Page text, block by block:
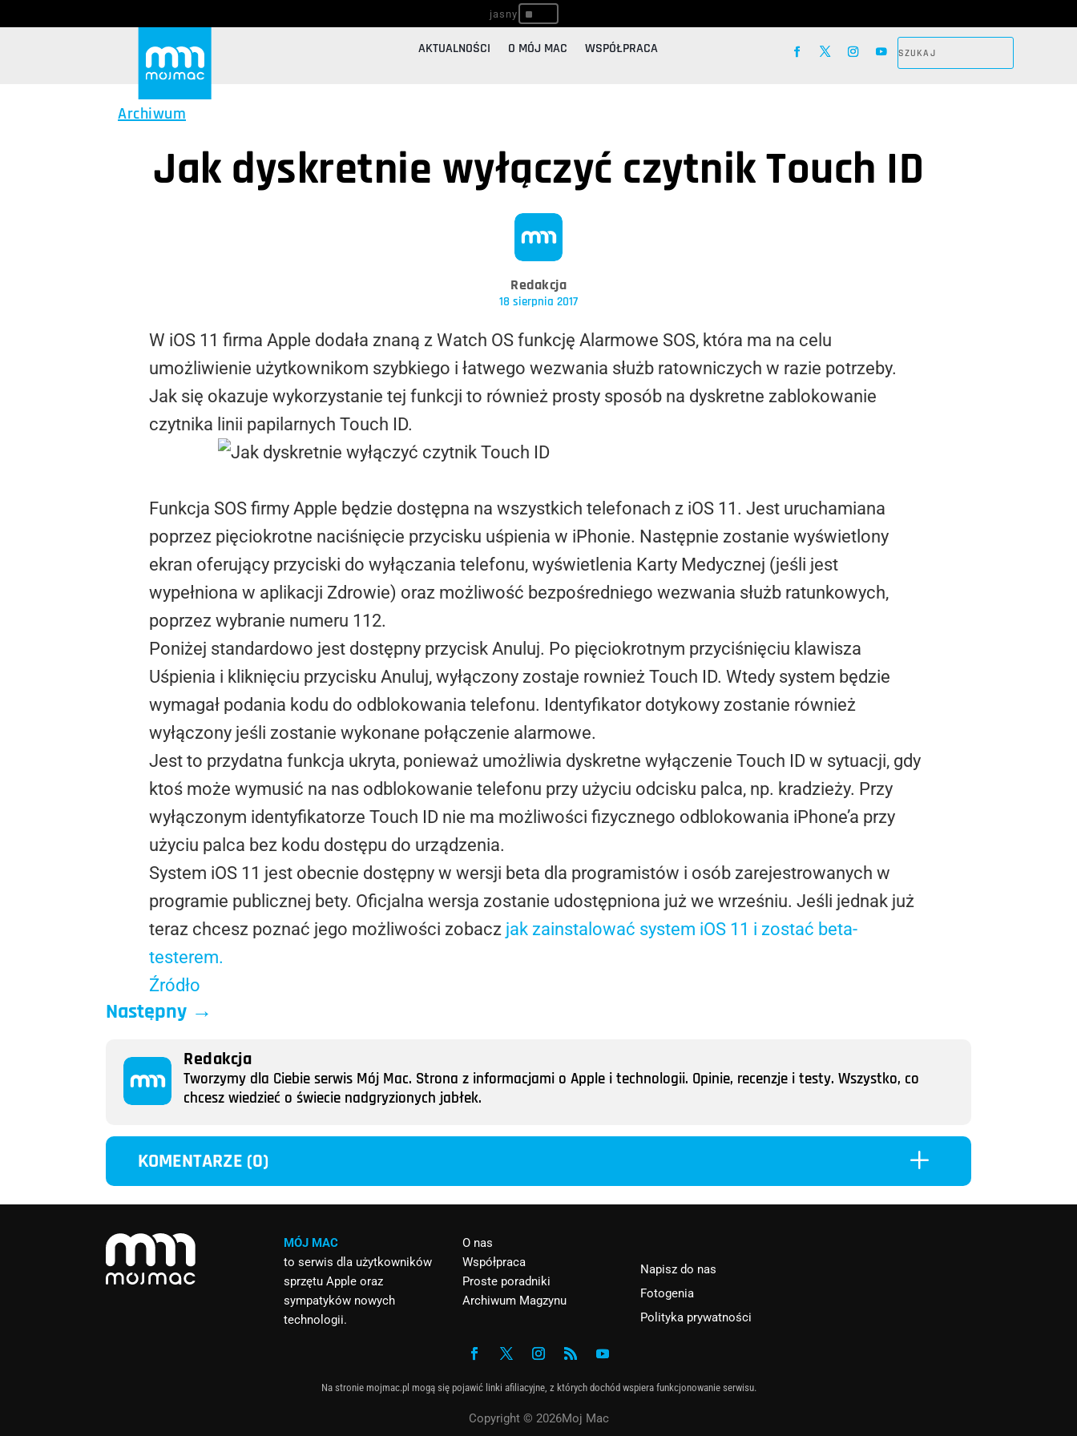
^
AKTUALNOŚCI O MÓJ MAC WSPÓŁPRACA
Archiwum
Jak dyskretnie wyłączyć czytnik Touch ID
Redakcja
18 sierpnia 2017
W iOS 11 firma Apple dodała znaną z Watch OS funkcję Alarmowe SOS, która ma na celu
umożliwienie użytkownikom szybkiego i łatwego wezwania służb ratowniczych w razie potrzeby.
Jak się okazuje wykorzystanie tej funkcji to również prosty sposób na dyskretne zablokowanie
czytnika linii papilarnych Touch ID.
Funkcja SOS firmy Apple będzie dostępna na wszystkich telefonach z iOS 11. Jest uruchamiana
poprzez pięciokrotne naciśnięcie przycisku uśpienia w iPhonie. Następnie zostanie wyświetlony
ekran oferujący przyciski do wyłączania telefonu, wyświetlenia Karty Medycznej (jeśli jest
wypełniona w aplikacji Zdrowie) oraz możliwość bezpośredniego wezwania służb ratunkowych,
poprzez wybranie numeru 112.
Poniżej standardowo jest dostępny przycisk Anuluj. Po pięciokrotnym przyciśnięciu klawisza
Uśpienia i kliknięciu przycisku Anuluj, wyłączony zostaje rownież Touch ID. Wtedy system będzie
wymagał podania kodu do odblokowania telefonu. Identyfikator dotykowy zostanie również
wyłączony jeśli zostanie wykonane połączenie alarmowe.
Jest to przydatna funkcja ukryta, ponieważ umożliwia dyskretne wyłączenie Touch ID w sytuacji, gdy
ktoś może wymusić na nas odblokowanie telefonu przy użyciu odcisku palca, np. kradzieży. Przy
wyłączonym identyfikatorze Touch ID nie ma możliwości fizycznego odblokowania iPhone’a przy
użyciu palca bez kodu dostępu do urządzenia.
System iOS 11 jest obecnie dostępny w wersji beta dla programistów i osób zarejestrowanych w
programie publicznej bety. Oficjalna wersja zostanie udostępniona już we wrześniu. Jeśli jednak już
teraz chcesz poznać jego możliwości zobacz jak zainstalować system iOS 11 i zostać beta-
testerem.
Źródło
Następny →
Redakcja
Tworzymy dla Ciebie serwis Mój Mac. Strona z informacjami o Apple i technologii. Opinie, recenzje i testy. Wszystko, co
chcesz wiedzieć o świecie nadgryzionych jabłek.
KOMENTARZE (0) L
MÓJ MAC
to serwis dla użytkowników
sprzętu Apple oraz
sympatyków nowych
technologii.
O nas
Współpraca
Proste poradniki
Archiwum Magzynu
Napisz do nas
Fotogenia
Polityka prywatności
Na stronie mojmac.pl mogą się pojawić linki afiliacyjne, z których dochód wspiera funkcjonowanie serwisu.
Copyright © 2026Moj Mac